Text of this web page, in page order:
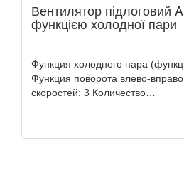
Вентилятор підлоговий
функцією холодної пари
Функция холодного пара
Функция поворота влево-
скоростей: 3 Количество…